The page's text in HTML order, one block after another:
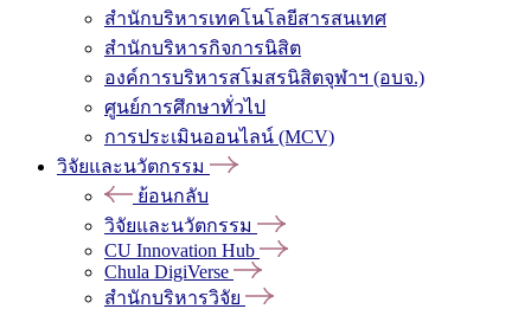
สำนักบริหารเทคโนโลยีสารสนเทศ
สำนักบริหารกิจการนิสิต
องค์การบริหารสโมสรนิสิตจุฬาฯ (อบจ.)
ศูนย์การศึกษาทั่วไป
การประเมินออนไลน์ (MCV)
วิจัยและนวัตกรรม
ย้อนกลับ
วิจัยและนวัตกรรม
CU Innovation Hub
Chula DigiVerse
สำนักบริหารวิจัย